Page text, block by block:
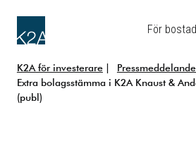
För
K2A för investerare
Extra bolagsstämma i K2A Knaust &
(publ)